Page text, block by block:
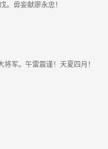
。毋妄献廖永忠！
军。午雷震谨！天夏四月！